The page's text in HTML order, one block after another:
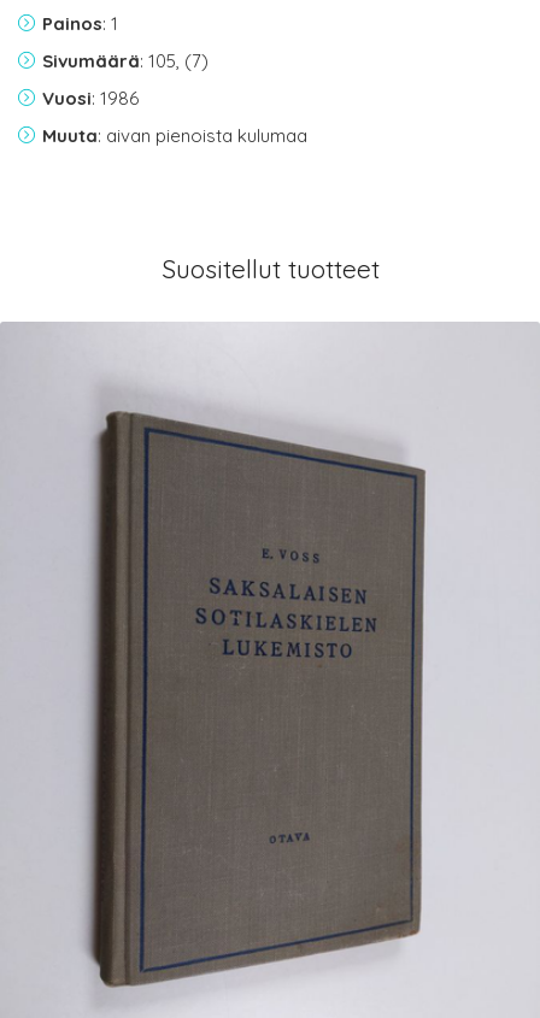
Painos: 1
Sivumäärä: 105, (7)
Vuosi: 1986
Muuta: aivan pienoista kulumaa
Suositellut tuotteet